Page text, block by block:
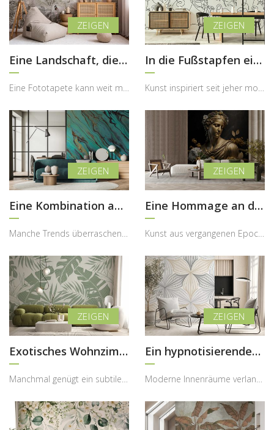
Eine Landschaft, die überrascht In die Fußstapfen eines Champions treten
Eine Kombination aus Braun und Türkis Eine Hommage an die alte Kunst
Exotisches Wohnzimmer mit Monstera-Blättern
Manchmal genügt ein subtiler, natürlicher Akzent, um einem Raum völlig neuen Charakter zu verleih...
Ein hypnotisierendes Muster
Moderne Innenräume verlangen nach durchdachten Dekorationen, die nicht nur optisch ansprechend si...